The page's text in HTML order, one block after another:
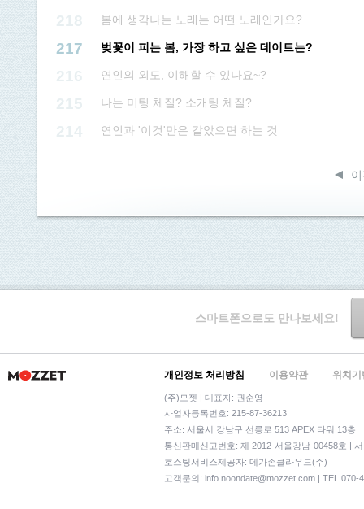
봄에 생각나는 노래는 어떤 노래인가요?
217 벚꽃이 피는 봄, 가장 하고 싶은 데이트는?
연인의 외도, 이해할 수 있나요~?
나는 미팅 체질? 소개팅 체질?
연인과 '이것'만은 같았으면 하는 것
스마트폰으로도 만나보세요!
개인정보 처리방침 이용약관 위치
(주)모젯 | 대표자: 권순영
사업자등록번호: 215-87-36213
주소: 서울시 강남구 선릉로 513 APEX 타워 13층
통신판매신고번호: 제 2012-서울강남-00458호 |
호스팅서비스제공자: 메가존클라우드(주)
고객문의: info.noondate@mozzet.com | TEL 070-